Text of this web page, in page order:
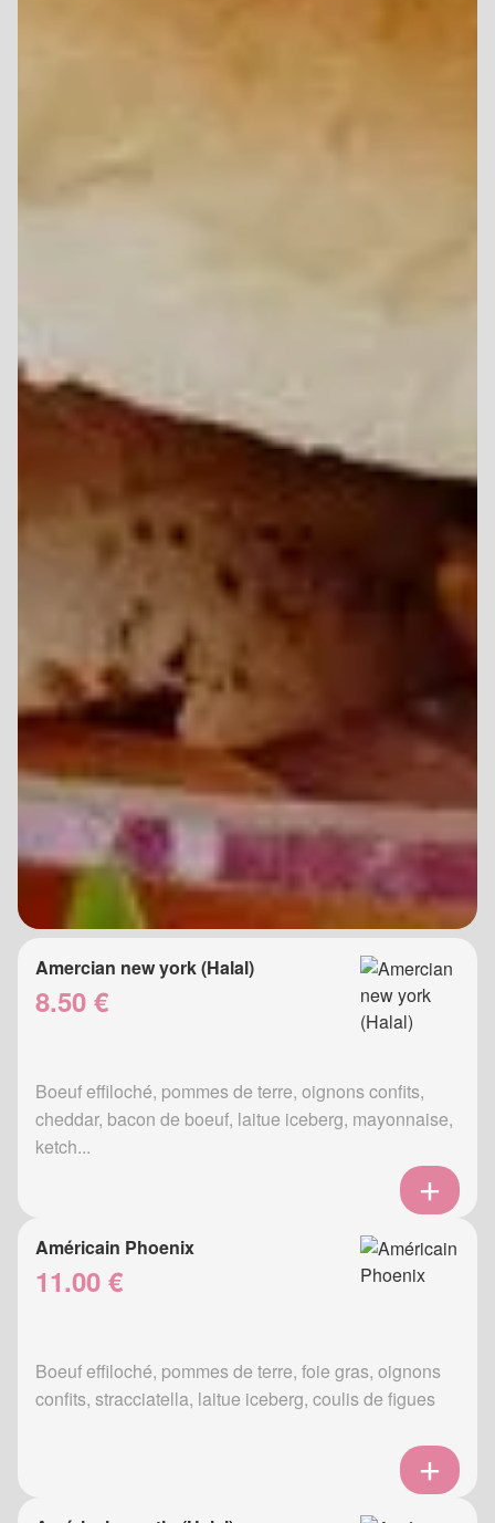
Amercian new york (Halal)
8.50 €
Boeuf effiloché, pommes de terre, oignons confits,
cheddar, bacon de boeuf, laitue iceberg, mayonnaise,
ketch...
Américain Phoenix
11.00 €
Boeuf effiloché, pommes de terre, foie gras, oignons
confits, stracciatella, laitue iceberg, coulis de figues